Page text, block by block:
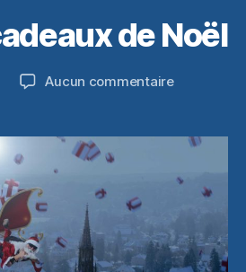
de Noël
Aucun commentairesur
cadeaux
Noël